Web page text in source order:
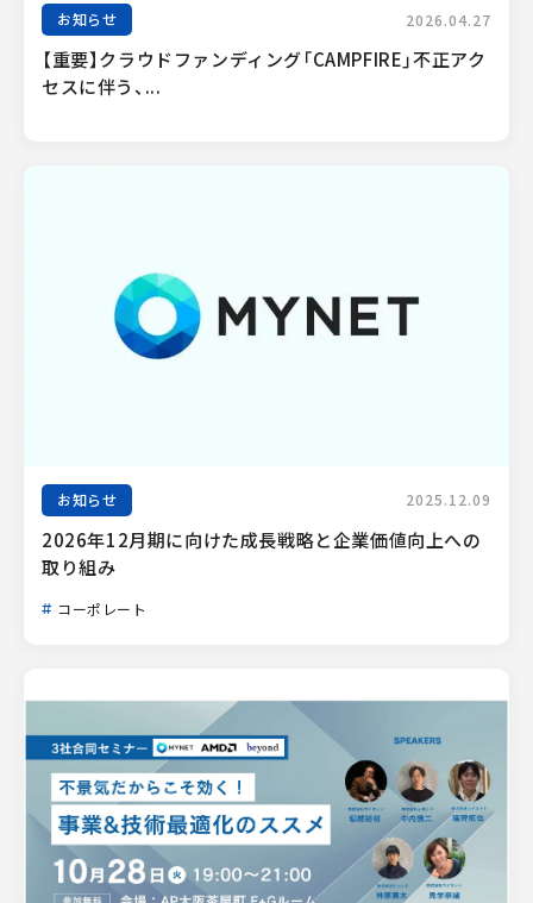
お知らせ 2026.04.27
【重要】クラウドファンディング「CAMPFIRE」不正アク
セスに伴う、...
お知らせ 2025.12.09
2026年12月期に向けた成長戦略と企業価値向上への
取り組み
コーポレート